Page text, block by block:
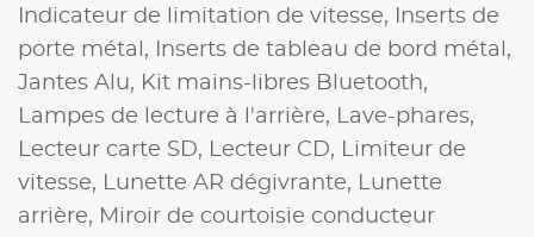
Indicateur de limitation de vitesse,
Inserts de
porte métal,
Inserts de tableau de bord métal,
Jantes Alu, Kit mains-libres Bluetooth,
Lampes de lecture à l'arrière,
Lave-phares,
Lecteur carte SD,
Lecteur CD,
Limiteur de
vitesse,
Lunette AR dégivrante,
Lunette
arrière, Miroir de courtoisie conducteur